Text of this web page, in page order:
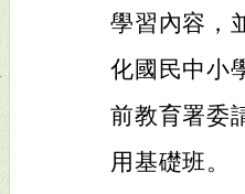
學習內容，
化國民中小
前教育署委
用基礎班。